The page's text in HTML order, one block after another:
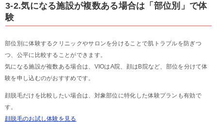
3-2.気になる施設が複数ある場合は「部位別」で体
験
部位別に体験するクリニックやサロンを分けることで肌トラブルを防ぎつ
つ、公平に比較することができます。
気になる施設が複数ある場合は、VIOはA院、顔はB院など、部位を分けて体
験を申し込むのがおすすめです。
顔脱毛だけを比較したい場合は、対象部位に特化した体験プランも有効で
す。
顔脱毛のお試し体験を見る